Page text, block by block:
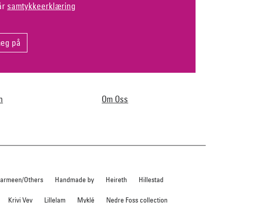
samtykkeerklæring
Om Oss
Others Handmade by Heireth Hillestad
Krivi Vev Lillelam Myklé Nedre Foss collection